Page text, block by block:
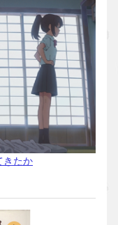
きたか